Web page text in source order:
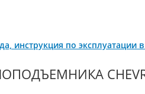
инструкция по эксплуатации